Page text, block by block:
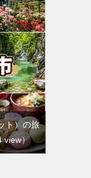
ト）の旅
view）